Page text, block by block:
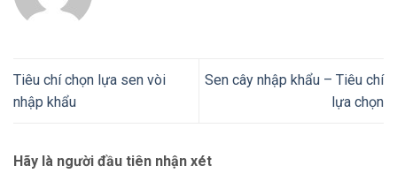
Tiêu chí chọn lựa sen vòi
nhập khẩu
Sen cây nhập khẩu – Tiêu chí
lựa chọn
Hãy là người đầu tiên nhận xét